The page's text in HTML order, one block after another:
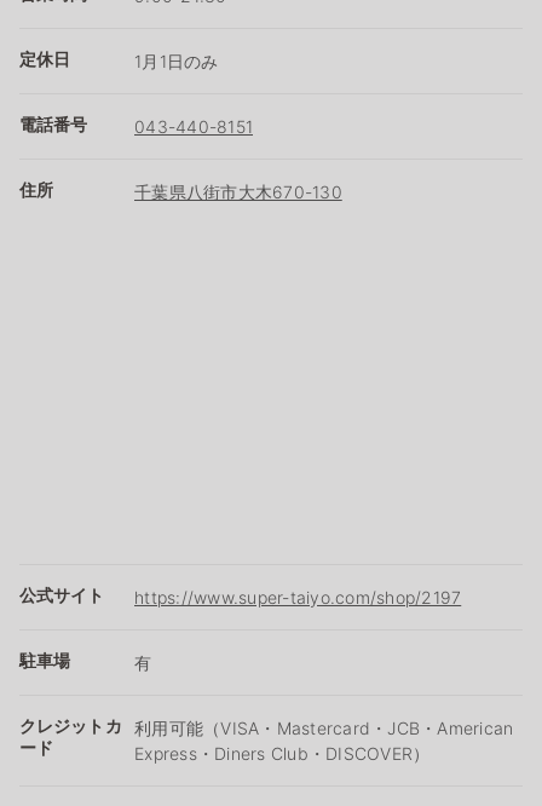
定休日 1月1日のみ
電話番号 043-440-8151
住所 千葉県八街市大木670-130
公式サイト https://www.super-taiyo.com/shop/2197
駐車場 有
クレジットカ
ード
利用可能（VISA・Mastercard・JCB・American
Express・Diners Club・DISCOVER）